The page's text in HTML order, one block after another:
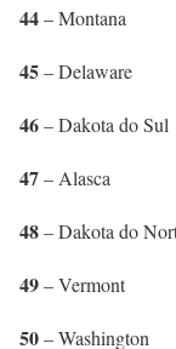
44– Montana
45– Delaware
46– Dakota do Sul
47– Alasca
48– Dakota do
49– Vermont
50– Washington